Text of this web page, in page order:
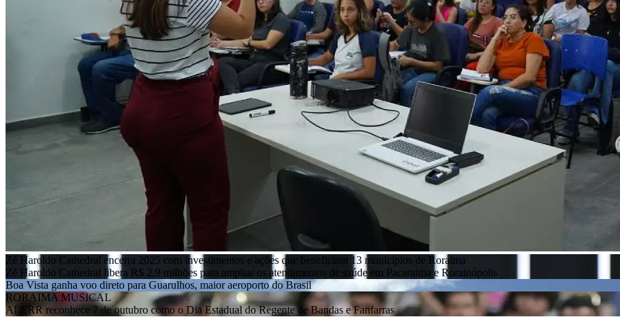
Zé Haroldo Cathedral encerra 2025 com investimentos e ações que beneficiam 13 municípios de Roraima
Zé Haroldo Cathedral libera R$ 2,9 milhões para ampliar os atendimentos de saúde em Pacaraima e Rorainópolis
Boa Vista ganha voo direto para Guarulhos, maior aeroporto do Brasil
RORAIMA MUSICAL
ALERR reconhece 7 de outubro como o Dia Estadual do Regente de Bandas e Fanfarras